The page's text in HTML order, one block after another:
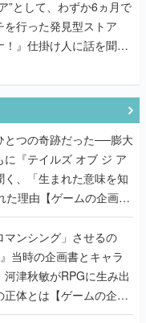
”として、わずか6ヵ月で
を行った発見型ストア
！』仕掛け人に話を聞い
とつの奇跡だった──膨大
に『テイルズ オブ ジ ア
く、「生まれた意味を知
た理由【ゲームの企画
マンシング」させるの
当時の企画書とキャラ
津秋敏がRPGに生み出
正体とは【ゲームの企画